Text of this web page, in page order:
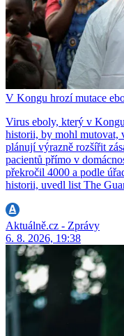
V Kongu hrozí mutace
Virus eboly, který v
historii, by mohl
plánují výrazně rozšířit
pacientů přímo v
překročil 4000 a podle
historii, uvedl list The
Aktuálně.cz - Zprávy
6. 8. 2026, 19:38